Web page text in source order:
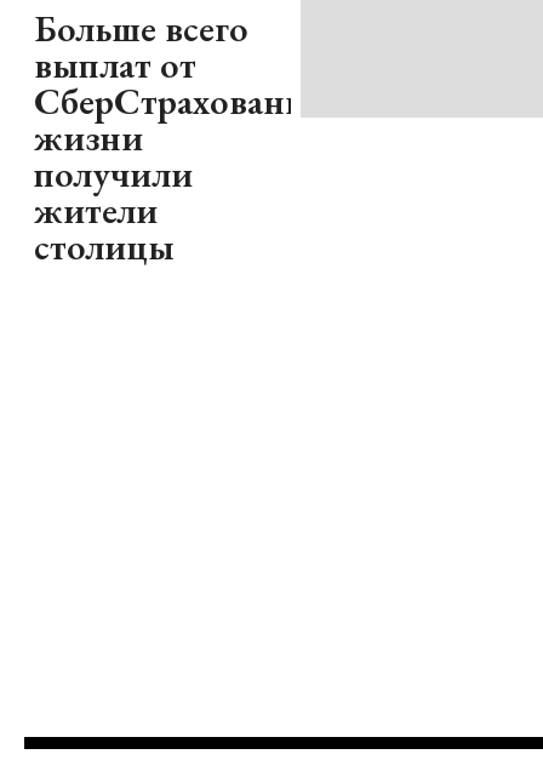
Больше всего
выплат от
СберСтрахование
жизни
получили
жители
столицы